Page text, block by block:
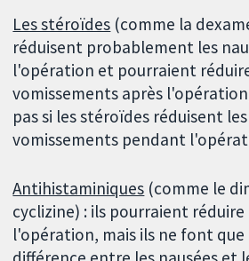
Les stéroïdes (comme la
réduisent probablement les
l'opération et pourraient
vomissements après
pas si les stéroïdes réduisent
vomissements pendant
Antihistaminiques (comme le
cyclizine) : ils pourraient réduire
l'opération, mais ils ne font que